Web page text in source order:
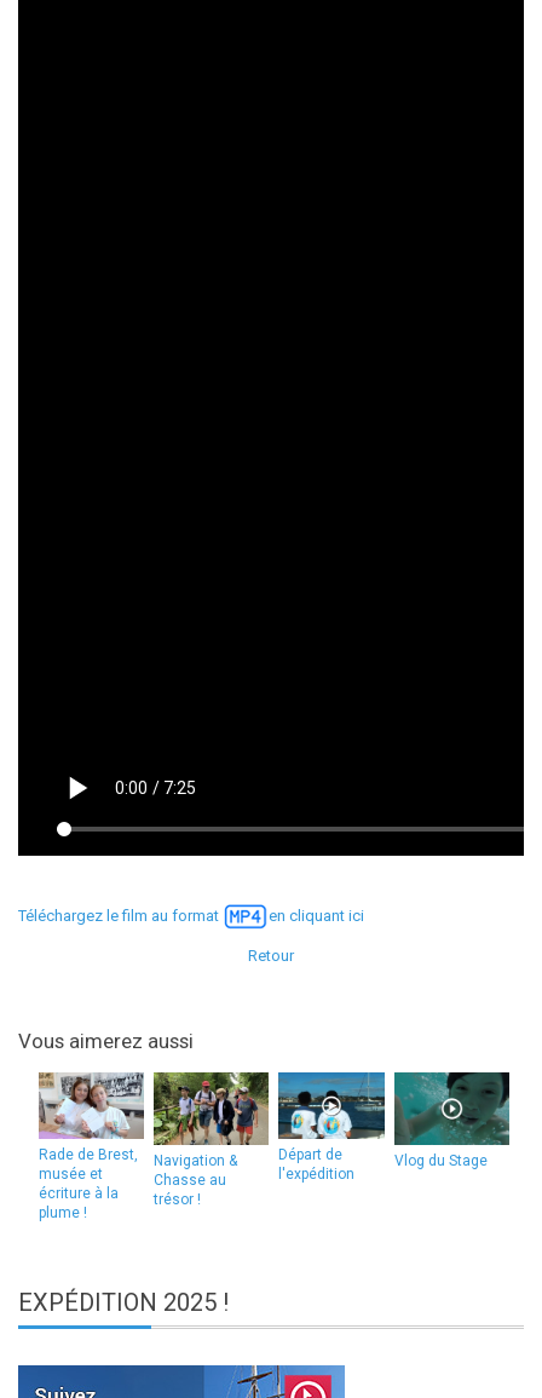
Téléchargez le film au format en cliquant ici
Retour
Vous aimerez aussi
Rade de Brest,
musée et
écriture à la
plume !
Navigation &
Chasse au
trésor !
Départ de
l'expédition
Vlog du Stage
EXPÉDITION 2025 !